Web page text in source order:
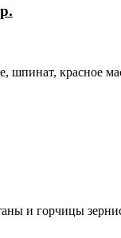
шпинат, красное
и горчицы